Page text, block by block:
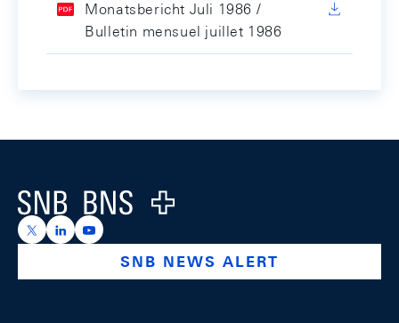
Monatsbericht Juli 1986 /
Bulletin mensuel juillet 1986
Logo
https://x.com/snb_bns
https://ch.linkedin.com/company/swiss-national-
https://www.youtube.com/@swissnationalbank
SNB NEWS ALERT